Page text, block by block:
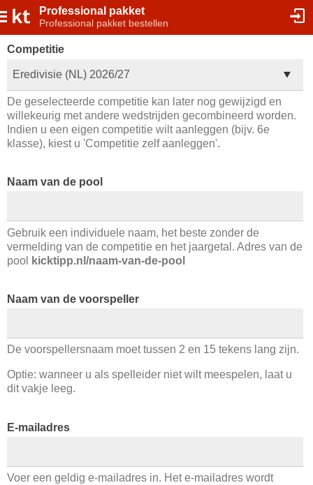
Professional pakket
Professional pakket bestellen
Competitie
Eredivisie (NL) 2026/27
De geselecteerde competitie kan later nog gewijzigd en
willekeurig met andere wedstrijden gecombineerd worden.
Indien u een eigen competitie wilt aanleggen (bijv. 6e
klasse), kiest u 'Competitie zelf aanleggen'.
Naam van de pool
Gebruik een individuele naam, het beste zonder de
vermelding van de competitie en het jaargetal. Adres van de
pool
kicktipp.nl/naam-van-de-pool
Naam van de voorspeller
De voorspellersnaam moet tussen 2 en 15 tekens lang zijn.
Optie: wanneer u als spelleider niet wilt meespelen, laat u
dit vakje leeg.
E-mailadres
Voer een geldig e-mailadres in. Het e-mailadres wordt